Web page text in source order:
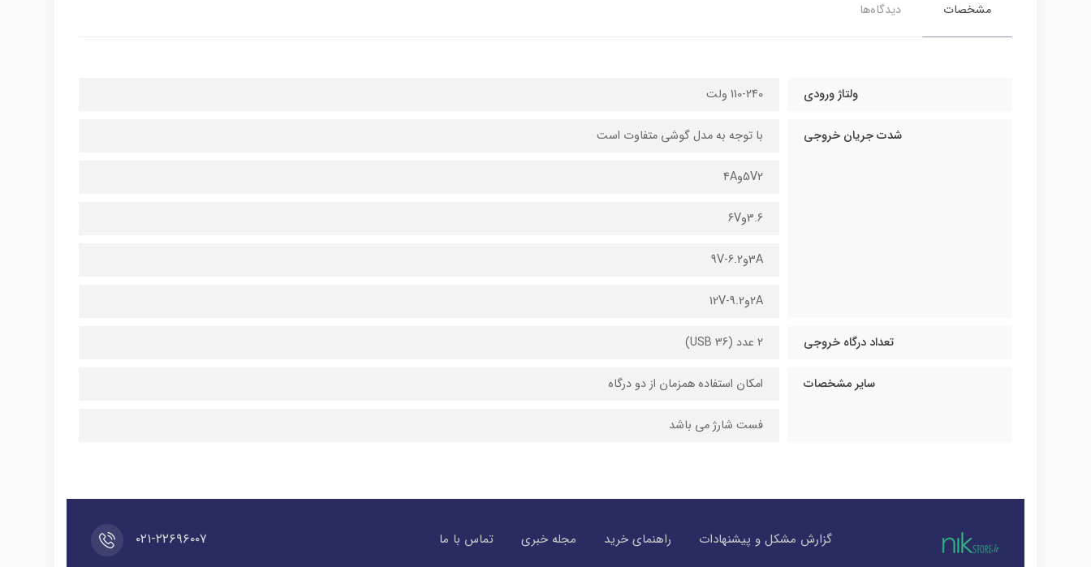
مشخصات دیدگاه‌ها
ولتاژ ورودی 110-240 ولت
شدت جریان خروجی با توجه به مدل گوشی متفاوت است
5V2و4A
3.6و6V
3Aو6.2-9V
2Aو9.2-12V
تعداد درگاه خروجی ۲ عدد (USB 36)
سایر مشخصات امکان استفاده همزمان از دو درگاه
فست شارژ می باشد
گزارش مشکل و پیشنهادات راهنمای خرید مجله خبری تماس با ما ۰۲۱-۲۲۶۹۶۰۰۷